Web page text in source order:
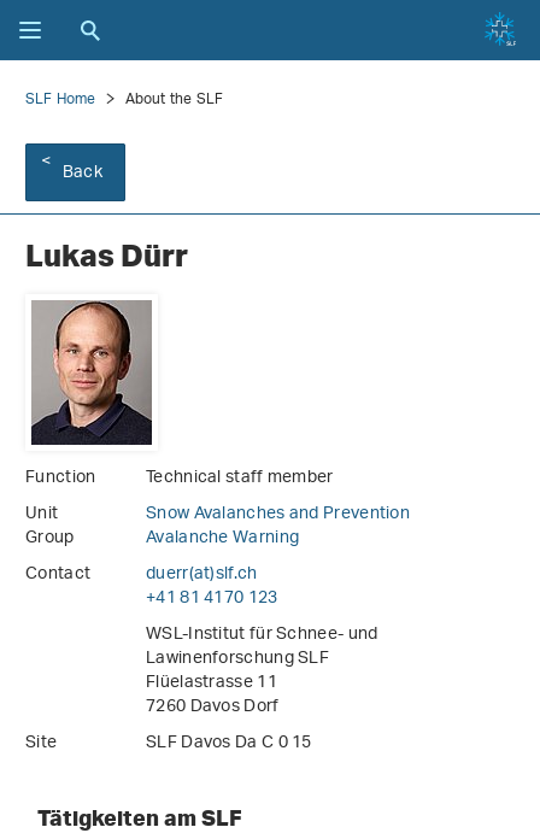
SLF Home About the SLF
Back
Lukas Dürr
Function
Technical staff member
Unit
Snow Avalanches and Prevention
Group
Avalanche Warning
Contact
duerr(at)slf.ch
+41 81 4170 123
WSL-Institut für Schnee- und
Lawinenforschung SLF
Flüelastrasse 11
7260 Davos Dorf
Site
SLF Davos Da C 0 15
Tätigkeiten am SLF